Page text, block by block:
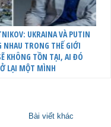
UKRAINA VÀ PUTIN
NHAU TRONG THẾ GIỚI
KHÔNG TỒN TẠI, AI ĐÓ
LẠI MỘT MÌNH
Bài viết khác